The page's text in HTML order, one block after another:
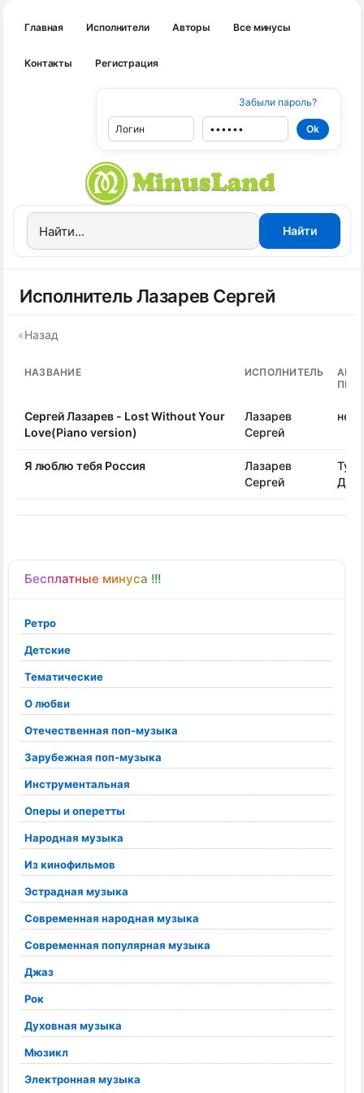
Главная Исполнители Авторы Все минусы
Контакты Регистрация
Забыли пароль?
Бесплатные минуса !!!
Ретро
Детские
Тематические
О любви
Отечественная поп-музыка
Зарубежная поп-музыка
Инструментальная
Оперы и оперетты
Народная музыка
Из кинофильмов
Эстрадная музыка
Современная народная музыка
Современная популярная музыка
Джаз
Рок
Духовная музыка
Мюзикл
Электронная музыка
Исполнитель Лазарев Сергей
«Назад
НАЗВАНИЕ ИСПОЛНИТЕЛЬ
Сергей Лазарев - Lost Without Your
Love(Piano version)
Лазарев
Сергей
Я люблю тебя Россия
Лазарев
Сергей